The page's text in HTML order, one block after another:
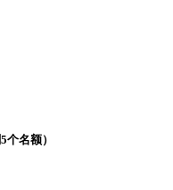
5个名额）